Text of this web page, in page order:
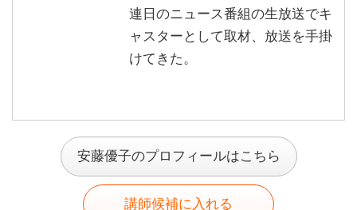
連日のニュース番組の生放送でキ
ャスターとして取材、放送を手掛
けてきた。
安藤優子のプロフィールはこちら
講師候補に入れる